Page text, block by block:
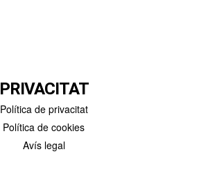
PRIVACITAT
Política de privacitat
Política de cookies
Avís legal